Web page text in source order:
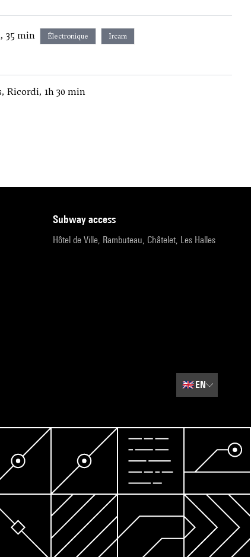
35 min Électronique Ircam
Ricordi, 1h 30 min
subway access
Hôtel de Ville, Rambuteau, Châtelet, Les Halles
🇬🇧EN